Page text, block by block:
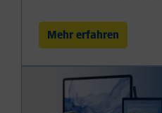
Mehr erfahren